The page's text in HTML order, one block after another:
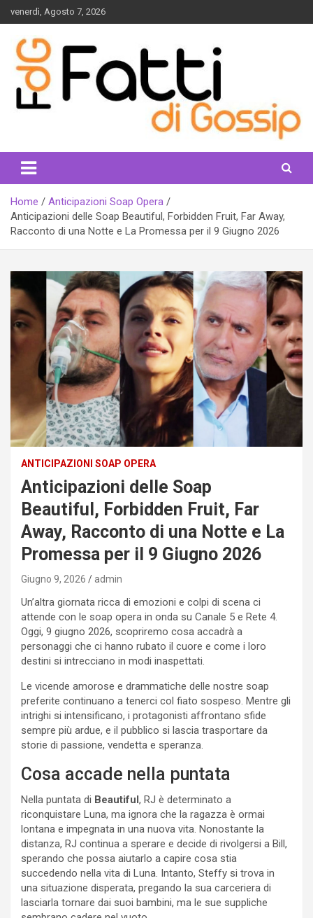
to
content
venerdì, Agosto 7, 2026
fattidigossip.com
Home
Anticipazioni Soap Opera
Anticipazioni delle Soap Beautiful, Forbidden Fruit, Far Away,
Racconto di una Notte e La Promessa per il 9 Giugno 2026
ANTICIPAZIONI SOAP OPERA
Anticipazioni delle Soap
Beautiful, Forbidden Fruit, Far
Away, Racconto di una Notte e La
Promessa per il 9 Giugno 2026
Giugno 9, 2026 admin
Un’altra giornata ricca di emozioni e colpi di scena ci
attende con le soap opera in onda su Canale 5 e Rete 4.
Oggi, 9 giugno 2026, scopriremo cosa accadrà a
personaggi che ci hanno rubato il cuore e come i loro
destini si intrecciano in modi inaspettati.
Le vicende amorose e drammatiche delle nostre soap
preferite continuano a tenerci col fiato sospeso. Mentre gli
intrighi si intensificano, i protagonisti affrontano sfide
sempre più ardue, e il pubblico si lascia trasportare da
storie di passione, vendetta e speranza.
Cosa accade nella puntata
Nella puntata di Beautiful, RJ è determinato a
riconquistare Luna, ma ignora che la ragazza è ormai
lontana e impegnata in una nuova vita. Nonostante la
distanza, RJ continua a sperare e decide di rivolgersi a Bill,
sperando che possa aiutarlo a capire cosa stia
succedendo nella vita di Luna. Intanto, Steffy si trova in
una situazione disperata, pregando la sua carceriera di
lasciarla tornare dai suoi bambini, ma le sue suppliche